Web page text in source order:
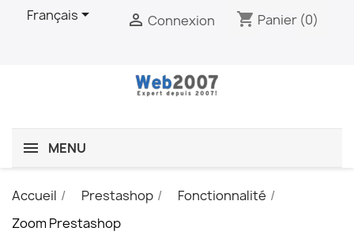
Français  Connexion shopping_cart Panier (0)
MENU
Accueil Prestashop
Fonctionnalité
Zoom Prestashop